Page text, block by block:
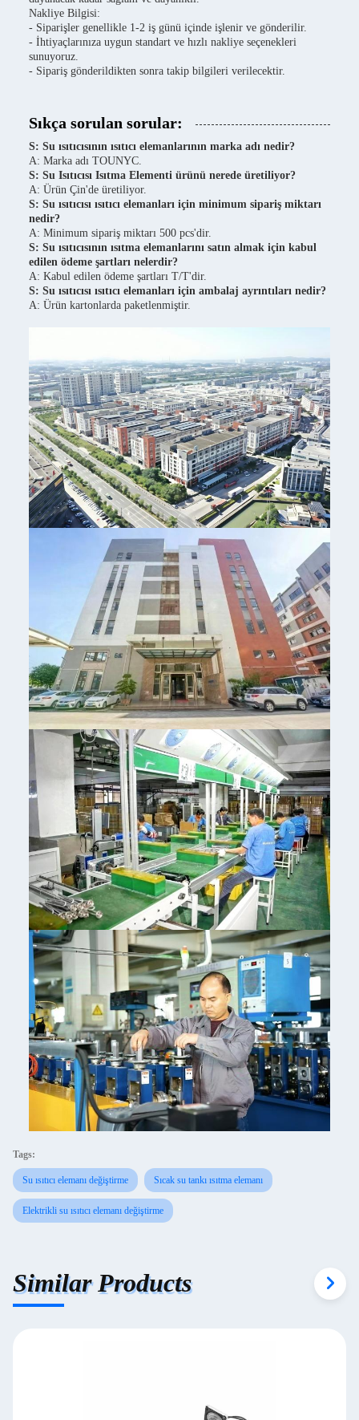
Nakliye Bilgisi:
- Siparişler genellikle 1-2 iş günü içinde işlenir ve gönderilir.
- İhtiyaçlarınıza uygun standart ve hızlı nakliye seçenekleri
sunuyoruz.
- Sipariş gönderildikten sonra takip bilgileri verilecektir.
Sıkça sorulan sorular:
S: Su ısıtıcısının ısıtıcı elemanlarının marka adı nedir?
A: Marka adı TOUNYC.
S: Su Isıtıcısı Isıtma Elementi ürünü nerede üretiliyor?
A: Ürün Çin'de üretiliyor.
S: Su ısıtıcısı ısıtıcı elemanları için minimum sipariş miktarı
nedir?
A: Minimum sipariş miktarı 500 pcs'dir.
S: Su ısıtıcısının ısıtma elemanlarını satın almak için kabul
edilen ödeme şartları nelerdir?
A: Kabul edilen ödeme şartları T/T'dir.
S: Su ısıtıcısı ısıtıcı elemanları için ambalaj ayrıntıları nedir?
A: Ürün kartonlarda paketlenmiştir.
Tags:
Su ısıtıcı elemanı değiştirme Sıcak su tankı ısıtma elemanı
Elektrikli su ısıtıcı elemanı değiştirme
Similar Products